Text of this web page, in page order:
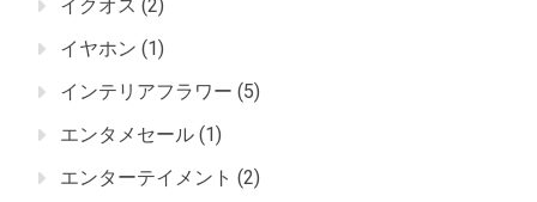
イクオス (2)
イヤホン (1)
インテリアフラワー (5)
エンタメセール (1)
エンターテイメント (2)